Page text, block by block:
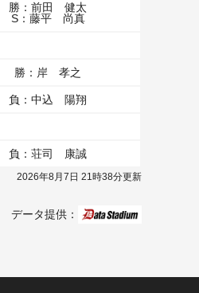
勝：前田 健太
S：藤平 尚真
勝：岸 孝之
負：中込 陽翔
負：荘司 康誠
2026年8月7日 21時38分更新
データ提供：